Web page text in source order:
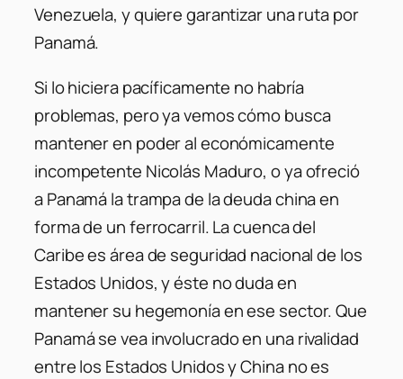
Venezuela, y quiere garantizar una ruta por
Panamá.
Si lo hiciera pacíficamente no habría
problemas, pero ya vemos cómo busca
mantener en poder al económicamente
incompetente Nicolás Maduro, o ya ofreció
a Panamá la trampa de la deuda china en
forma de un ferrocarril. La cuenca del
Caribe es área de seguridad nacional de los
Estados Unidos, y éste no duda en
mantener su hegemonía en ese sector. Que
Panamá se vea involucrado en una rivalidad
entre los Estados Unidos y China no es